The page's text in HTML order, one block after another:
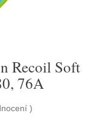
Recoil Soft
76A
)